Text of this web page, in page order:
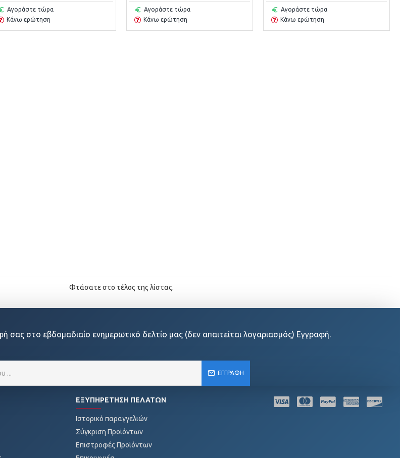
Αγοράστε τώρα
Κάνω ερώτηση
Αγοράστε τώρα
Κάνω ερώτηση
Αγοράστε τώρα
Κάνω ερώτηση
Φτάσατε στο τέλος της λίστας.
σας στο εβδομαδιαίο ενημερωτικό δελτίο μας (δεν απαιτείται λογαριασμός) Εγγραφή.
ΕΓΓΡΑΦΉ
ΕΞΥΠΗΡΈΤΗΣΗ ΠΕΛΑΤΏΝ
Ιστορικό παραγγελιών
Σύγκριση Προϊόντων
Επιστροφές Προϊόντων